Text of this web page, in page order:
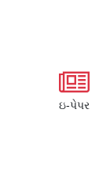
ઇ-પેપર